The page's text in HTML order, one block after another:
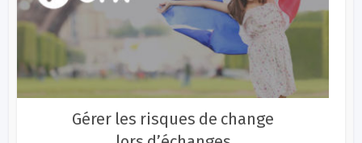
Gérer les risques de change